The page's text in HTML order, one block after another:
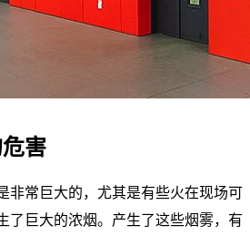
害
非常巨大的，尤其是有些火在现场可
了巨大的浓烟。产生了这些烟雾，有